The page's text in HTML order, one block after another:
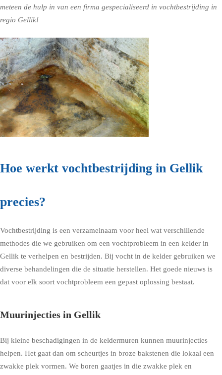
meteen de hulp in van een firma gespecialiseerd in vochtbestrijding in
regio Gellik!
Hoe werkt vochtbestrijding in Gellik
precies?
Vochtbestrijding is een verzamelnaam voor heel wat verschillende
methodes die we gebruiken om een vochtprobleem in een kelder in
Gellik te verhelpen en bestrijden. Bij vocht in de kelder gebruiken we
diverse behandelingen die de situatie herstellen. Het goede nieuws is
dat voor elk soort vochtprobleem een gepast oplossing bestaat.
Muurinjecties in Gellik
Bij kleine beschadigingen in de keldermuren kunnen muurinjecties
helpen. Het gaat dan om scheurtjes in broze bakstenen die lokaal een
zwakke plek vormen. We boren gaatjes in die zwakke plek en